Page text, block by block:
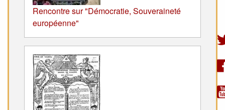
Rencontre sur "Démocratie, Souveraineté
européenne"